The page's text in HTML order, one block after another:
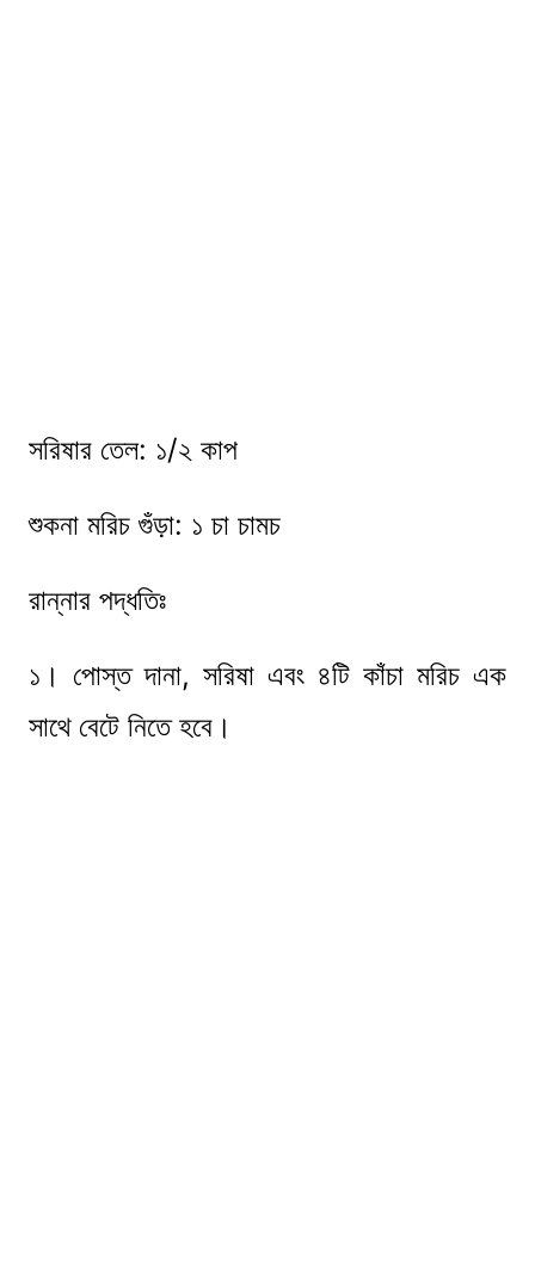
সরিষার তেল: ১/২ কাপ
শুকনা মরিচ গুঁড়া: ১ চা চামচ
রান্নার পদ্ধতিঃ
১। পোস্ত দানা, সরিষা এবং ৪টি কাঁচা মরিচ এক
সাথে বেটে নিতে হবে।